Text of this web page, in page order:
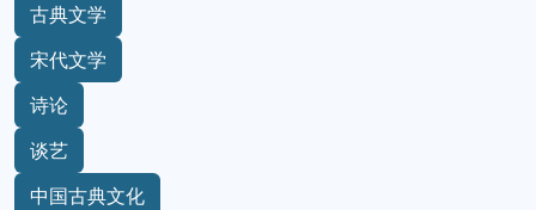
古典文学
宋代文学
诗论
谈艺
中国古典文化